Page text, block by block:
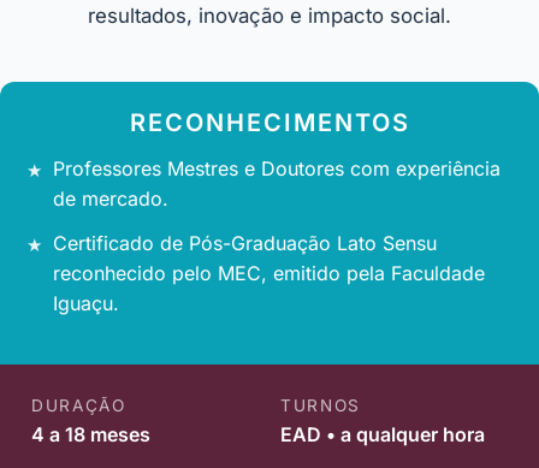
resultados, inovação e impacto social.
RECONHECIMENTOS
Professores Mestres e Doutores com experiência
de mercado.
Certificado de Pós-Graduação Lato Sensu
reconhecido pelo MEC, emitido pela Faculdade
Iguaçu.
DURAÇÃO
4 a 18 meses
TURNOS
EAD • a qualquer hora